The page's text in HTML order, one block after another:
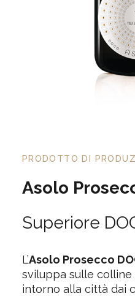
PRODOTTO DI
Asolo
Superiore
L’Asolo Prosecco
sviluppa sulle
intorno alla città dai